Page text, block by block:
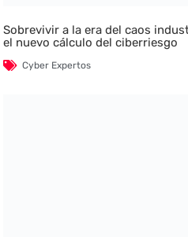
Sobrevivir a la era del caos
el nuevo cálculo del ciberriesgo
Cyber Expertos